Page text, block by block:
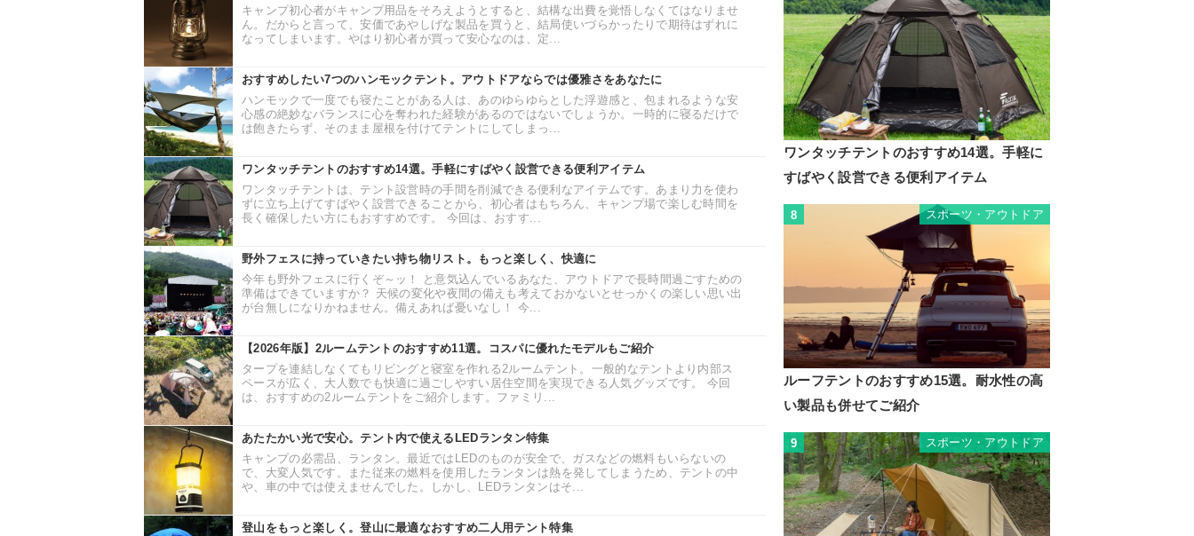
キャンプ初心者がキャンプ用品をそろえようとすると、結構な出費を覚悟しなくてはなりませ
ん。だからと言って、安価であやしげな製品を買うと、結局使いづらかったりで期待はずれに
なってしまいます。やはり初心者が買って安心なのは、定...
おすすめしたい7つのハンモックテント。アウトドアならでは優雅さをあなたに
ハンモックで一度でも寝たことがある人は、あのゆらゆらとした浮遊感と、包まれるような安
心感の絶妙なバランスに心を奪われた経験があるのではないでしょうか。一時的に寝るだけで
は飽きたらず、そのまま屋根を付けてテントにしてしまっ...
ワンタッチテントのおすすめ14選。手軽にすばやく設営できる便利アイテム
ワンタッチテントは、テント設営時の手間を削減できる便利なアイテムです。あまり力を使わ
ずに立ち上げてすばやく設営できることから、初心者はもちろん、キャンプ場で楽しむ時間を
長く確保したい方にもおすすめです。 今回は、おすす...
野外フェスに持っていきたい持ち物リスト。もっと楽しく、快適に
今年も野外フェスに行くぞ～ッ！ と意気込んでいるあなた、アウトドアで長時間過ごすための
準備はできていますか？ 天候の変化や夜間の備えも考えておかないとせっかくの楽しい思い出
が台無しになりかねません。備えあれば憂いなし！ 今...
【2026年版】2ルームテントのおすすめ11選。コスパに優れたモデルもご紹介
タープを連結しなくてもリビングと寝室を作れる2ルームテント。一般的なテントより内部ス
ペースが広く、大人数でも快適に過ごしやすい居住空間を実現できる人気グッズです。 今回
は、おすすめの2ルームテントをご紹介します。ファミリ...
あたたかい光で安心。テント内で使えるLEDランタン特集
キャンプの必需品、ランタン。最近ではLEDのものが安全で、ガスなどの燃料もいらないの
で、大変人気です。また従来の燃料を使用したランタンは熱を発してしまうため、テントの中
や、車の中では使えませんでした。しかし、LEDランタンはそ...
登山をもっと楽しく。登山に最適なおすすめ二人用テント特集
ワンタッチテントのおすすめ14選。手軽に
すばやく設営できる便利アイテム
8 スポーツ・アウトドア
ルーフテントのおすすめ15選。耐水性の高
い製品も併せてご紹介
9 スポーツ・アウトドア